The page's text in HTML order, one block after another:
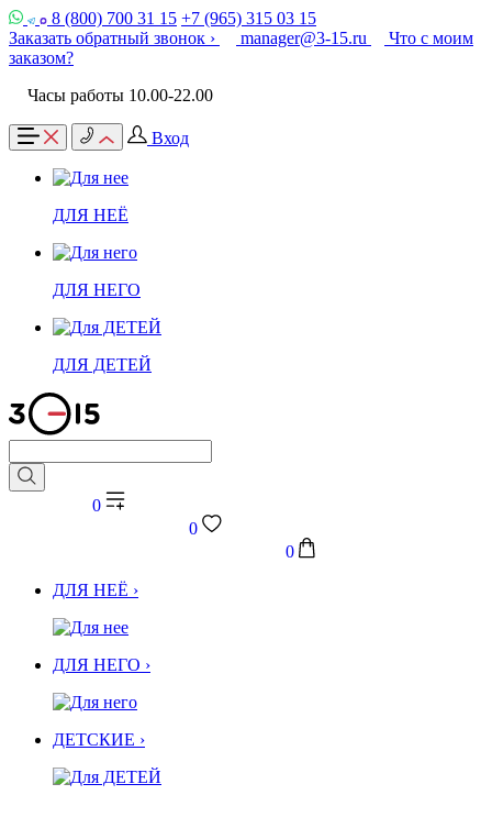
8 (800) 700 31 15 +7 (965) 315 03 15
Заказать обратный звонок ›
manager@3-15.ru
Что с моим
заказом?
Часы работы 10.00-22.00
Вход
ДЛЯ НЕЁ
ДЛЯ НЕГО
ДЛЯ ДЕТЕЙ
0
0
0
ДЛЯ НЕЁ ›
ДЛЯ НЕГО ›
ДЕТСКИЕ ›